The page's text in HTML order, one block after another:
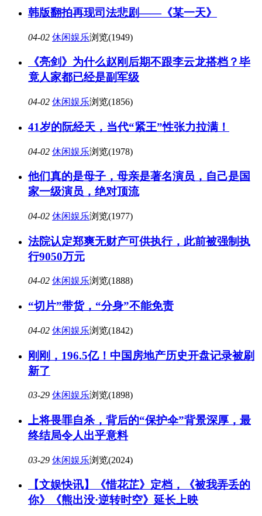
韩版翻拍再现司法悲剧——《某一天》
04-02 休闲娱乐浏览(1949)
《亮剑》为什么赵刚后期不跟李云龙搭档？毕
竟人家都已经是副军级
04-02 休闲娱乐浏览(1856)
41岁的阮经天，当代“紧王”性张力拉满！
04-02 休闲娱乐浏览(1978)
他们真的是母子，母亲是著名演员，自己是国
家一级演员，绝对顶流
04-02 休闲娱乐浏览(1977)
法院认定郑爽无财产可供执行，此前被强制执
行9050万元
04-02 休闲娱乐浏览(1888)
“切片”带货，“分身”不能免责
04-02 休闲娱乐浏览(1842)
刚刚，196.5亿！中国房地产历史开盘记录被刷
新了
03-29 休闲娱乐浏览(1898)
上将畏罪自杀，背后的“保护伞”背景深厚，最
终结局令人出乎意料
03-29 休闲娱乐浏览(2024)
【文娱快讯】《惜花芷》定档，《被我弄丢的
你》《熊出没·逆转时空》延长上映